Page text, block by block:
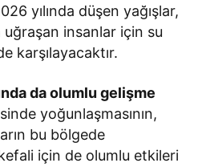
yılında düşen yağışlar,
uğraşan insanlar için su
karşılayacaktır.
da olumlu gelişme
yoğunlaşmasının,
bu bölgede
için de olumlu etkileri